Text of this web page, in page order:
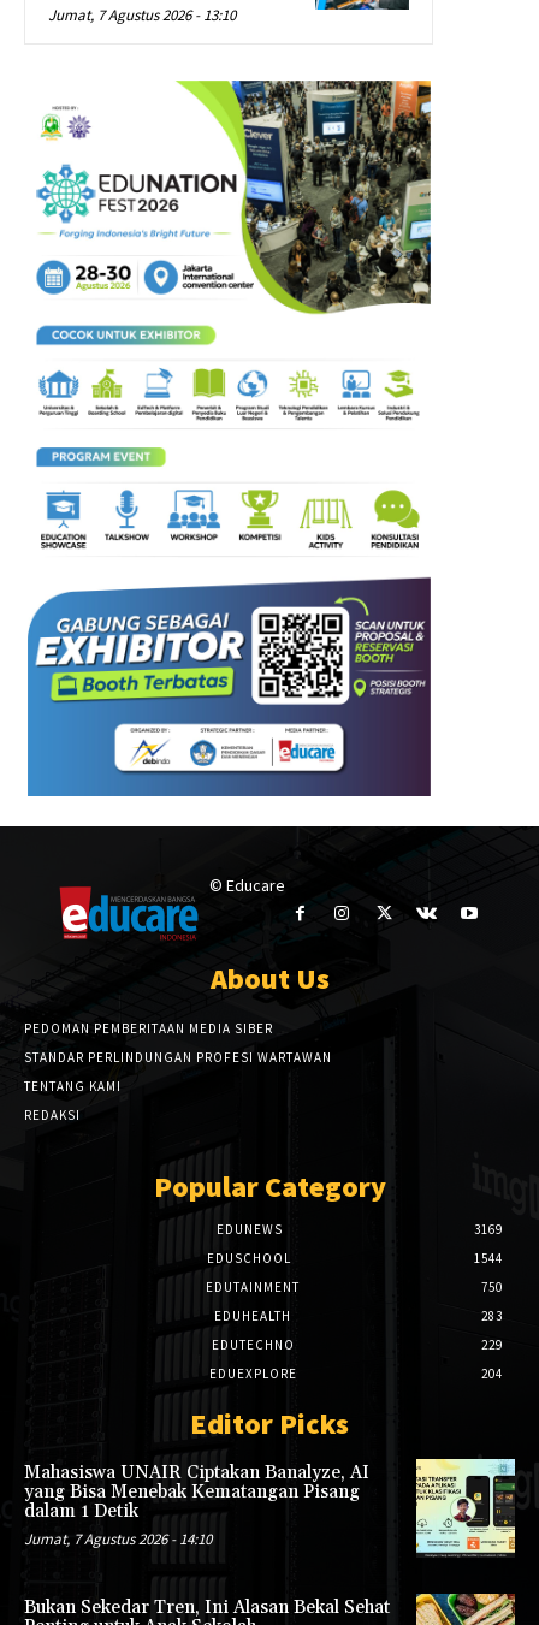
Jumat, 7 Agustus 2026 - 13:10
© Educare
About Us
PEDOMAN PEMBERITAAN MEDIA SIBER
STANDAR PERLINDUNGAN PROFESI WARTAWAN
TENTANG KAMI
REDAKSI
Popular Category
EDUNEWS
3169
EDUSCHOOL
1544
EDUTAINMENT
750
EDUHEALTH
283
EDUTECHNO
229
EDUEXPLORE
204
Editor Picks
Mahasiswa UNAIR Ciptakan Banalyze, AI
yang Bisa Menebak Kematangan Pisang
dalam 1 Detik
Jumat, 7 Agustus 2026 - 14:10
Bukan Sekedar Tren, Ini Alasan Bekal Sehat